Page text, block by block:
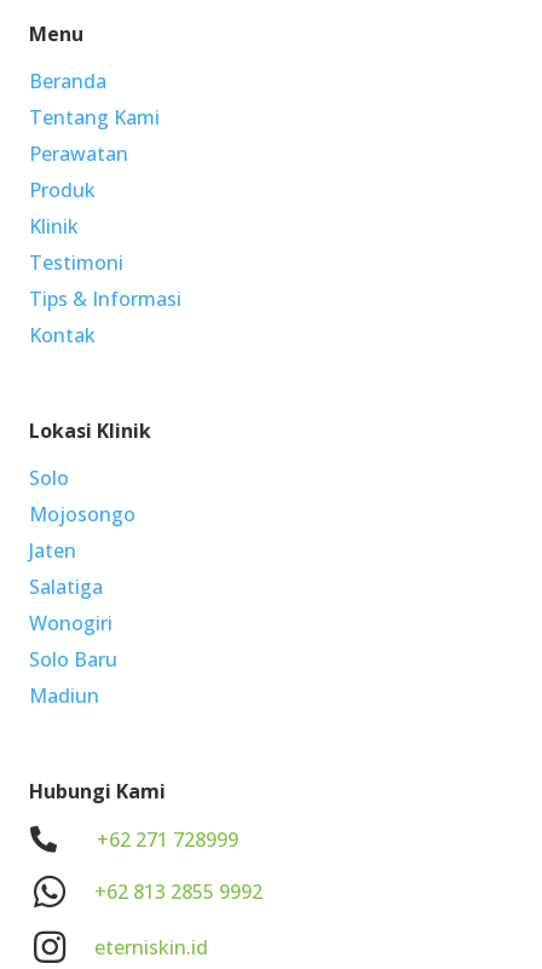
Menu
Beranda
Tentang Kami
Perawatan
Produk
Klinik
Testimoni
Tips & Informasi
Kontak
Lokasi Klinik
Solo
Mojosongo
Jaten
Salatiga
Wonogiri
Solo Baru
Madiun
Hubungi Kami
+62 271 728999
+62 813 2855 9992
eterniskin.id